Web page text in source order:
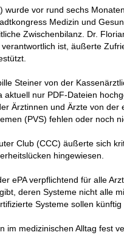
wurde vor rund sechs
Medizin und
Zwischenbilanz. Dr.
ist, äußerte
Steiner von der
aktuell nur PDF-Dateien
Ärztinnen und Ärzte von der
(PVS) fehlen oder noch
Club (CCC) äußerte sich
hingewiesen.
ePA verpflichtend für alle
deren Systeme nicht alle
Systeme sollen
im medizinischen Alltag fest